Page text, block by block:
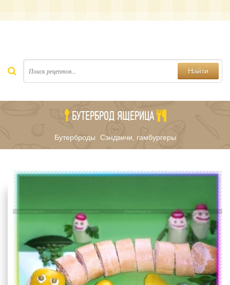
Найти
БУТЕРБРОД ЯЩЕРИЦА
Бутерброды Сэндвичи, гамбургеры